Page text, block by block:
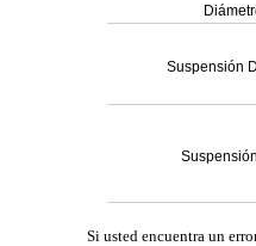
Suspensión
Si usted encuentra un